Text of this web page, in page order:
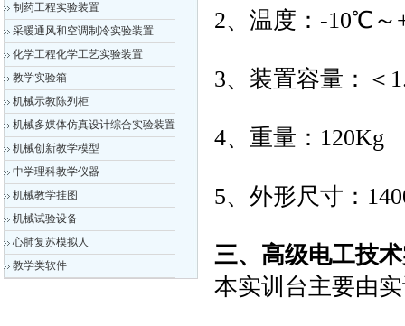
制药工程实验装置
采暖通风和空调制冷实验装置
化学工程化学工艺实验装置
教学实验箱
机械示教陈列柜
机械多媒体仿真设计综合实验装置
机械创新教学模型
中学理科教学仪器
机械教学挂图
机械试验设备
心肺复苏模拟人
教学类软件
2、温度：-10℃
3、装置容量：＜
4、重量：120Kg
5、外形尺寸：
三、高级电工技
本实训台主要由